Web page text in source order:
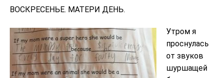
ВОСКРЕСЕНЬЕ. МАТЕРИ ДЕНЬ.
Утром я
проснулась
от звуков
шуршащей